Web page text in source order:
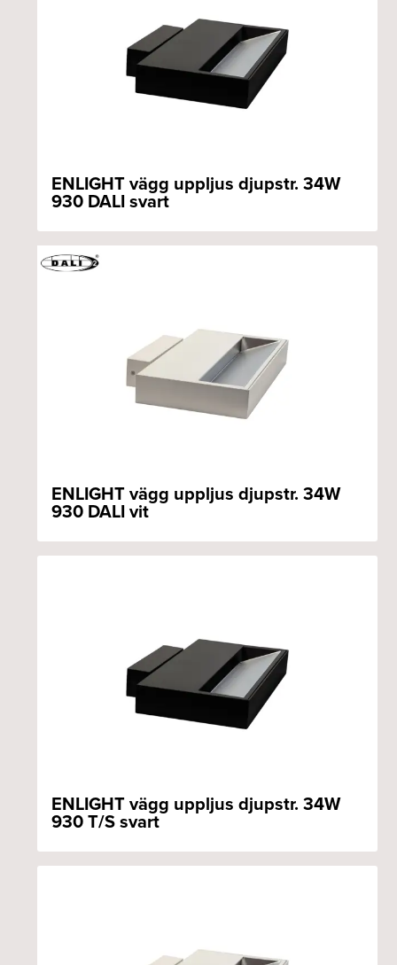
ENLIGHT vägg uppljus djupstr. 34W
930 DALI svart
ENLIGHT vägg uppljus djupstr. 34W
930 DALI vit
ENLIGHT vägg uppljus djupstr. 34W
930 T/S svart